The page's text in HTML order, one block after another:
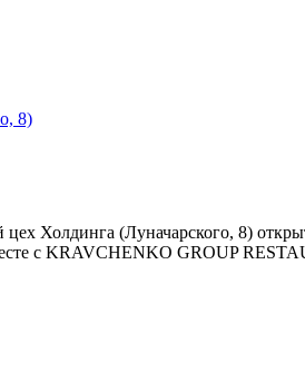
8)
Холдинга (Луначарского, 8)
с KRAVCHENKO GROUP